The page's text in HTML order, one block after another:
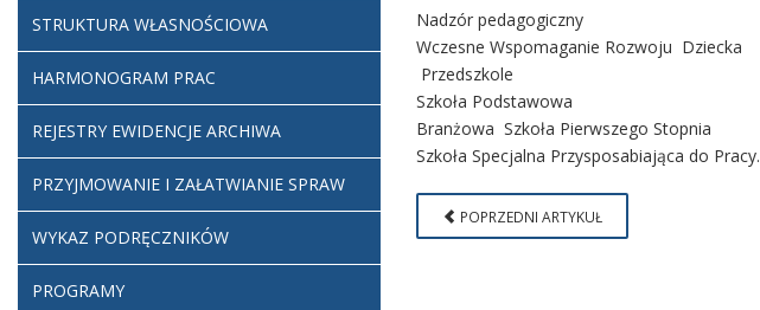
Nadzór pedagogiczny
Wczesne Wspomaganie Rozwoju Dziecka
Przedszkole
Szkoła Podstawowa
Branżowa Szkoła Pierwszego Stopnia
Szkoła Specjalna Przysposabiająca do Pracy.
POPRZEDNI ARTYKUŁ
STRUKTURA WŁASNOŚCIOWA
HARMONOGRAM PRAC
REJESTRY EWIDENCJE ARCHIWA
PRZYJMOWANIE I ZAŁATWIANIE SPRAW
WYKAZ PODRĘCZNIKÓW
PROGRAMY